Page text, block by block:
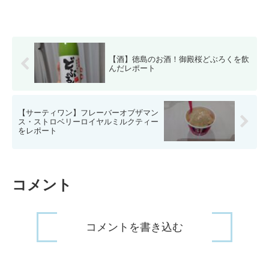
【酒】徳島のお酒！御殿桜どぶろくを飲
んだレポート
【サーティワン】フレーバーオブザマン
ス・ストロベリーロイヤルミルクティー
をレポート
コメント
コメントを書き込む